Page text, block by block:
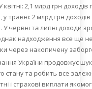
2,1 млрд грн доходів
травні: 2 млрд грн
червні та липні доходи
надходження все ще
через накопичену
України продовжує
стану та робить все
і страхові виплати